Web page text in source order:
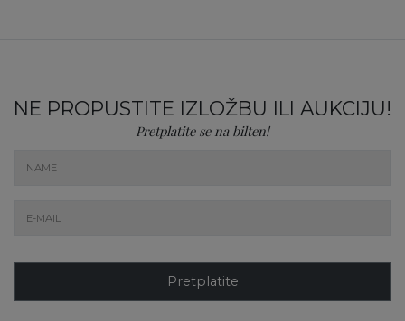
NE PROPUSTITE IZLOŽBU ILI AUKCIJU!
Pretplatite se na bilten!
Pretplatite